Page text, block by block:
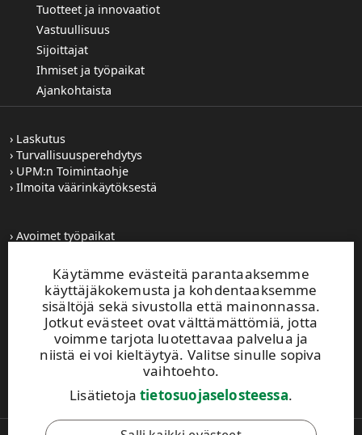
Käytämme evästeitä parantaaksemme
käyttäjäkokemusta ja kohdentaaksemme
sisältöjä sekä sivustolla että mainonnassa.
Jotkut evästeet ovat välttämättömiä, jotta
voimme tarjota luotettavaa palvelua ja
niistä ei voi kieltäytyä. Valitse sinulle sopiva
vaihtoehto.
Lisätietojatietosuojaselosteessa.
Tuotteet ja innovaatiot
Vastuullisuus
Sijoittajat
Ihmiset ja työpaikat
Ajankohtaista
Laskutus
Turvallisuusperehdytys
UPM:n Toimintaohje
Ilmoita väärinkäytöksestä
Avoimet työpaikat
Tilaa tiedotteet
Toiminta-alueemme
UPM Vaihde
0204 15 111
Tämä sivusto on suojattu reCAPTCHA-palvelun
käyttöehdot